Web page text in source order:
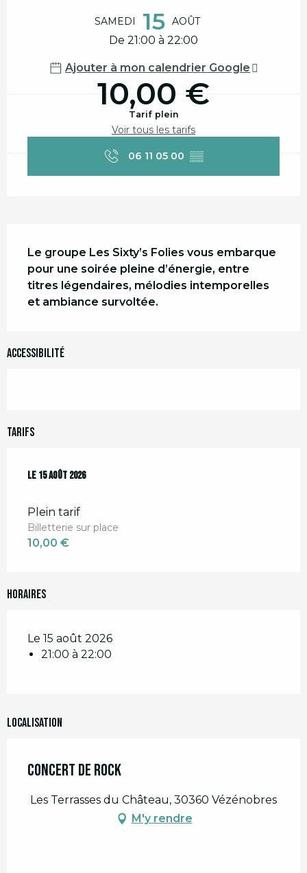
SAMEDI 15 AOÛT
De 21:00 à 22:00
Ajouter à mon calendrier Google
10,00 €
Tarif plein
Voir tous les tarifs
06 11 05 00 ▒▒
Le groupe Les Sixty’s Folies vous embarque
pour une soirée pleine d’énergie, entre
titres légendaires, mélodies intemporelles
et ambiance survoltée.
Accessibilité
Tarifs
Le 15 août 2026
Le 15 août 2026
Plein tarif
Billetterie sur place
10,00 €
Horaires
Le 15 août 2026
21:00 à 22:00
Localisation
Concert de rock
Les Terrasses du Château, 30360 Vézénobres
M'y rendre